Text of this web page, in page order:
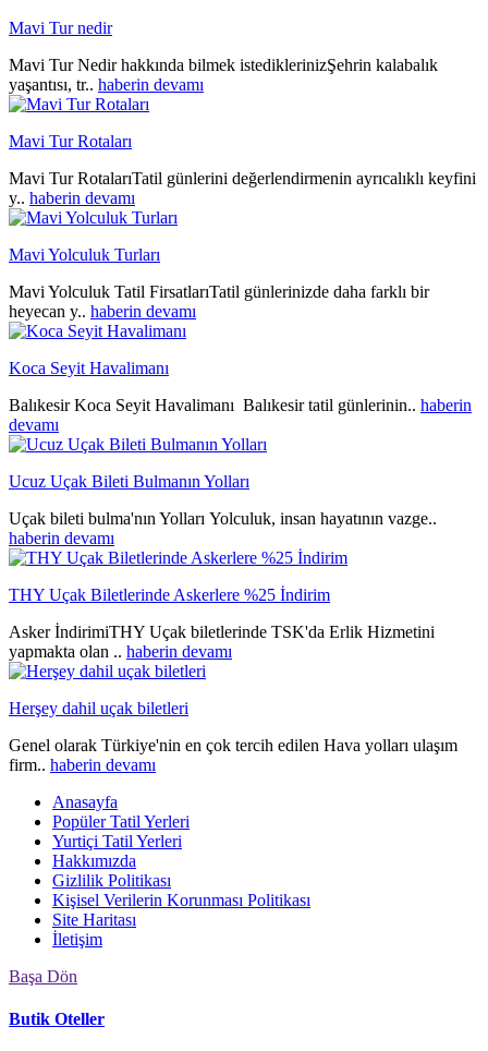
Mavi Tur nedir
Mavi Tur Nedir hakkında bilmek istediklerinizŞehrin kalabalık
yaşantısı, tr.. haberin devamı
Mavi Tur Rotaları
Mavi Tur RotalarıTatil günlerini değerlendirmenin ayrıcalıklı keyfini
y.. haberin devamı
Mavi Yolculuk Turları
Mavi Yolculuk Tatil FirsatlarıTatil günlerinizde daha farklı bir
heyecan y.. haberin devamı
Koca Seyit Havalimanı
Balıkesir Koca Seyit Havalimanı Balıkesir tatil günlerinin.. haberin
devamı
Ucuz Uçak Bileti Bulmanın Yolları
Uçak bileti bulma'nın Yolları Yolculuk, insan hayatının vazge..
haberin devamı
THY Uçak Biletlerinde Askerlere %25 İndirim
Asker İndirimiTHY Uçak biletlerinde TSK'da Erlik Hizmetini
yapmakta olan .. haberin devamı
Herşey dahil uçak biletleri
Genel olarak Türkiye'nin en çok tercih edilen Hava yolları ulaşım
firm.. haberin devamı
Anasayfa
Popüler Tatil Yerleri
Yurtiçi Tatil Yerleri
Hakkımızda
Gizlilik Politikası
Kişisel Verilerin Korunması Politikası
Site Haritası
İletişim
Başa Dön
Butik Oteller